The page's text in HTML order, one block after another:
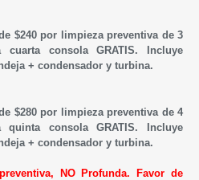
$240 por limpieza preventiva de 3
consola GRATIS. Incluye
+ condensador y turbina.
$280 por limpieza preventiva de 4
consola GRATIS. Incluye
+ condensador y turbina.
NO Profunda. Favor de